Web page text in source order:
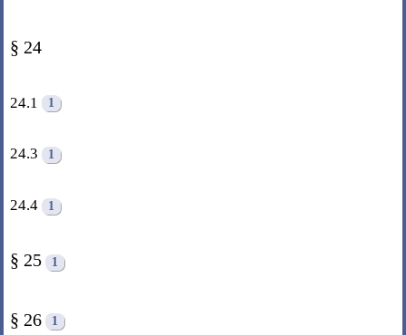
§ 24
24.1 1
24.3 1
24.4 1
§ 25 1
§ 26 1